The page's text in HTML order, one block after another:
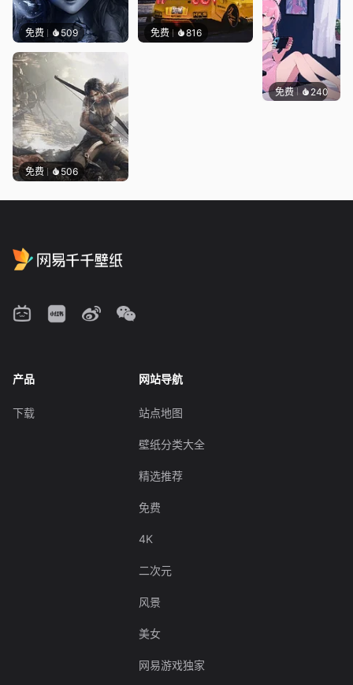
免费 509 免费 816
免费 506
免费 240好看
产品
下载
网站导航
站点地图
壁纸分类大全
精选推荐
免费
4K
二次元
风景
美女
网易游戏独家